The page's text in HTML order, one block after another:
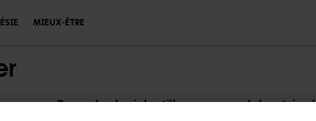
MIEUX-ÊTRE
Demander des échantillons Laboratoire